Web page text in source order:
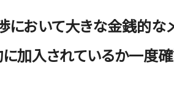
おいて大きな金銭的な
に加入されているか一度